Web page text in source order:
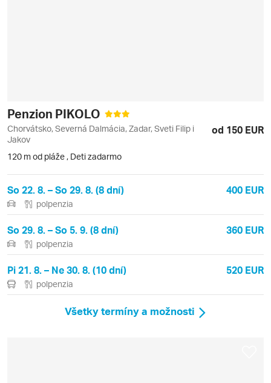
Penzion PIKOLO
Chorvátsko, Severná Dalmácia, Zadar, Sveti Filip i
Jakov
od 150 EUR
120 m od pláže , Deti zadarmo
So 22. 8. – So 29. 8. (8 dní) 400 EUR
polpenzia
So 29. 8. – So 5. 9. (8 dní) 360 EUR
polpenzia
Pi 21. 8. – Ne 30. 8. (10 dní) 520 EUR
polpenzia
Všetky termíny a možnosti